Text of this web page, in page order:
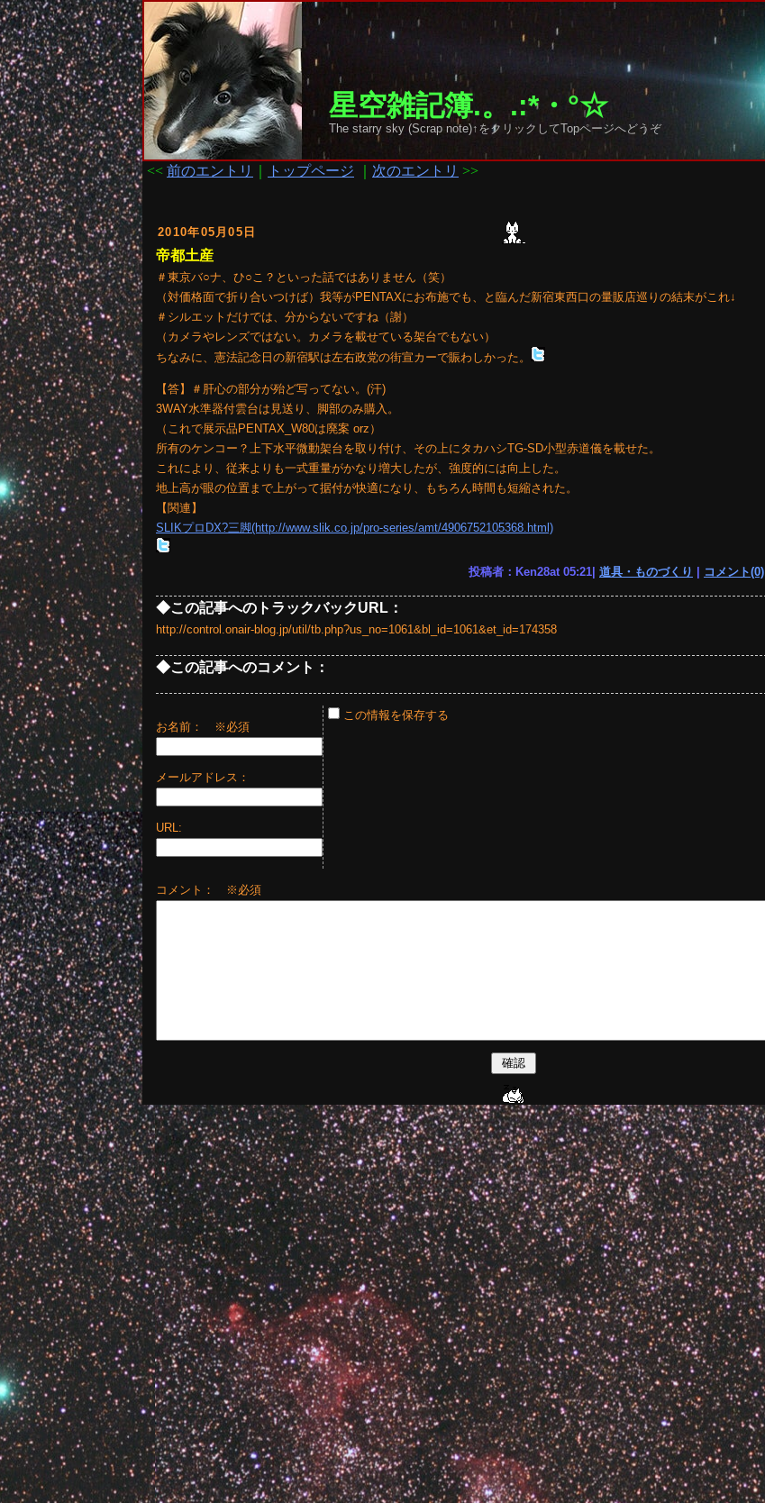
星空雑記簿.。.:*・°☆
The starry sky (Scrap note)↑をクリックしてTopページへどうぞ
<< 前のエントリ トップページ 次のエントリ >>
2010年05月05日
帝都土産
＃東京バ○ナ、ひ○こ？といった話ではありません（笑）
（対価格面で折り合いつけば）我等がPENTAXにお布施でも、と臨んだ新宿東西口の量販店巡りの結末がこれ↓
＃シルエットだけでは、分からないですね（謝）
（カメラやレンズではない。カメラを載せている架台でもない）
ちなみに、憲法記念日の新宿駅は左右政党の街宣カーで賑わしかった。
【答】＃肝心の部分が殆ど写ってない。(汗)
3WAY水準器付雲台は見送り、脚部のみ購入。
（これで展示品PENTAX_W80は廃案 orz）
所有のケンコー？上下水平微動架台を取り付け、その上にタカハシTG-SD小型赤道儀を載せた。
これにより、従来よりも一式重量がかなり増大したが、強度的には向上した。
地上高が眼の位置まで上がって据付が快適になり、もちろん時間も短縮された。
【関連】
SLIKプロDX?三脚(http://www.slik.co.jp/pro-series/amt/4906752105368.html)
投稿者：Ken28at 05:21| 道具・ものづくり コメント(0)
◆この記事へのトラックバックURL：
http://control.onair-blog.jp/util/tb.php?us_no=1061&bl_id=1061&et_id=174358
◆この記事へのコメント：
お名前： ※必須
メールアドレス：
URL:
この情報を保存する
コメント： ※必須